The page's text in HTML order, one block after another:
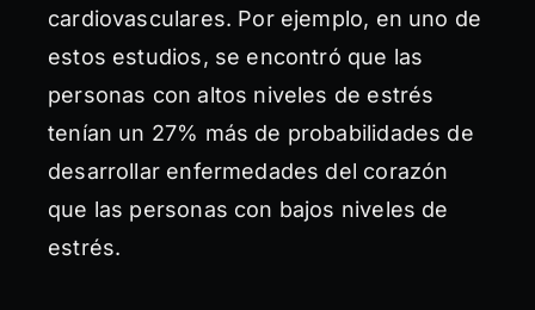
cardiovasculares. Por ejemplo, en uno de
estos estudios, se encontró que las
personas con altos niveles de estrés
tenían un 27% más de probabilidades de
desarrollar enfermedades del corazón
que las personas con bajos niveles de
estrés.